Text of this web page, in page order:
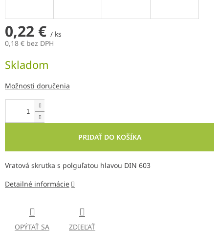
0,22 € / ks
0,18 € bez DPH
cena:
Skladom
Možnosti doručenia
PRIDAŤ DO KOŠÍKA
Vratová skrutka s polguľatou hlavou DIN 603
Detailné informácie
OPÝTAŤ SA ZDIEĽAŤ